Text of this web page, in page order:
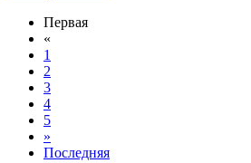
Первая
«
1
2
3
4
5
»
Последняя